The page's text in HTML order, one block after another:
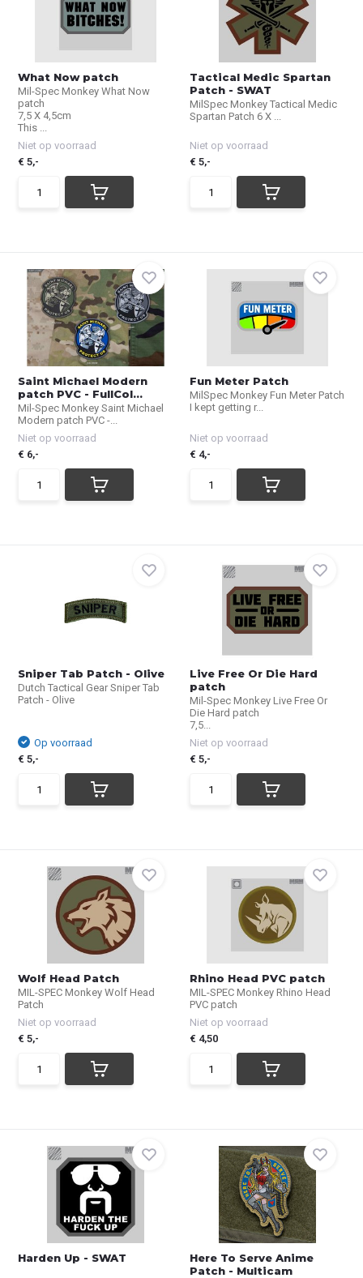
What Now patch
Mil-Spec Monkey What Now
patch
7,5 X 4,5cm
This ...
Niet op voorraad
€ 5,-
Tactical Medic Spartan
Patch - SWAT
MilSpec Monkey Tactical Medic
Spartan Patch 6 X ...
Niet op voorraad
€ 5,-
Saint Michael Modern
patch PVC - FullCol...
Mil-Spec Monkey Saint Michael
Modern patch PVC -...
Niet op voorraad
€ 6,-
Fun Meter Patch
MilSpec Monkey Fun Meter Patch
I kept getting r...
Niet op voorraad
€ 4,-
Sniper Tab Patch - Olive
Dutch Tactical Gear Sniper Tab
Patch - Olive
Op voorraad
€ 5,-
Live Free Or Die Hard
patch
Mil-Spec Monkey Live Free Or
Die Hard patch
7,5...
Niet op voorraad
€ 5,-
Wolf Head Patch
MIL-SPEC Monkey Wolf Head
Patch
Niet op voorraad
€ 5,-
Rhino Head PVC patch
MIL-SPEC Monkey Rhino Head
PVC patch
Niet op voorraad
€ 4,50
Harden Up - SWAT
Here To Serve Anime
Patch - Multicam